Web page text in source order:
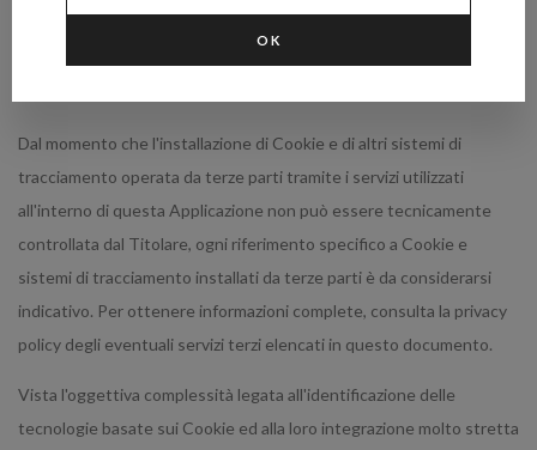
Indirizzo email del Titolare: mormoraia@pec.legal-up.it
Dal momento che l'installazione di Cookie e di altri sistemi di
tracciamento operata da terze parti tramite i servizi utilizzati
all'interno di questa Applicazione non può essere tecnicamente
controllata dal Titolare, ogni riferimento specifico a Cookie e
sistemi di tracciamento installati da terze parti è da considerarsi
indicativo. Per ottenere informazioni complete, consulta la privacy
policy degli eventuali servizi terzi elencati in questo documento.
Vista l'oggettiva complessità legata all'identificazione delle
tecnologie basate sui Cookie ed alla loro integrazione molto stretta
OK